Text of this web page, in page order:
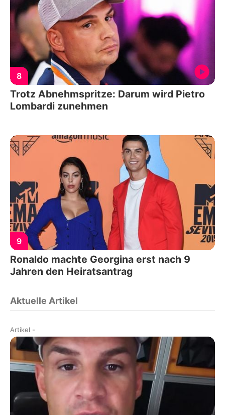
8
Trotz Abnehmspritze: Darum wird Pietro
Lombardi zunehmen
9
Ronaldo machte Georgina erst nach 9
Jahren den Heiratsantrag
Aktuelle Artikel
Artikel -